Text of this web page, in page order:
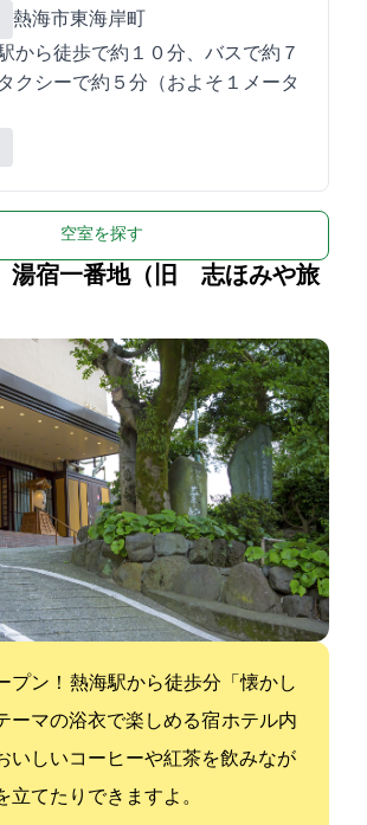
熱海市東海岸町6-53
から徒歩で約１０分、バスで約７
クシーで約５分（およそ１メータ
空室を探す
宿一番地（旧 志ほみや旅
ープン！ 熱海駅から徒歩2分「懐かし
ーマの浴衣で楽しめる宿 ホテル内
いしいコーヒーや紅茶を飲みなが
立てたりできますよ。